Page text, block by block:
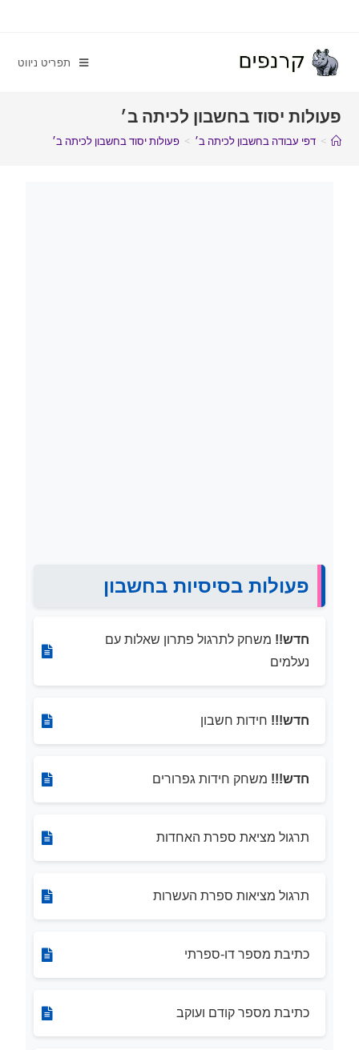
תפריט ניווט
פעולות יסוד בחשבון לכיתה ב׳
> דפי עבודה בחשבון לכיתה ב׳ > פעולות יסוד בחשבון לכיתה ב׳
פעולות בסיסיות בחשבון
חדש!! משחק לתרגול פתרון שאלות עם
נעלמים
חדש!!! חידות חשבון
חדש!!! משחק חידות גפרורים
תרגול מציאת ספרת האחדות
תרגול מציאות ספרת העשרות
כתיבת מספר דו-ספרתי
כתיבת מספר קודם ועוקב